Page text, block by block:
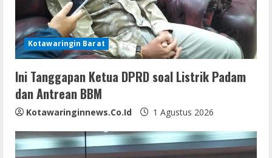
a
d
i
n
g
Kotawaringin Barat
Ini Tanggapan Ketua DPRD soal Listrik Padam
dan Antrean BBM
Kotawaringinnews.co.id 1 Agustus 2026